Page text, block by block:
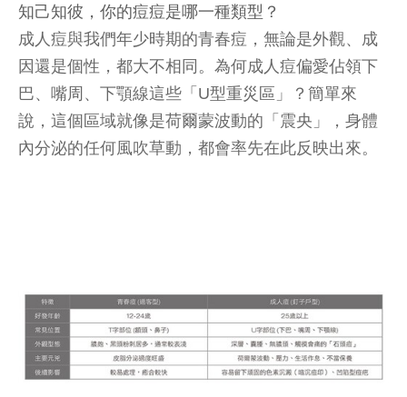
知己知彼，你的痘痘是哪一種類型？
成人痘與我們年少時期的青春痘，無論是外觀、成
因還是個性，都大不相同。為何成人痘偏愛佔領下
巴、嘴周、下顎線這些「U型重災區」？簡單來
說，這個區域就像是荷爾蒙波動的「震央」，身體
內分泌的任何風吹草動，都會率先在此反映出來。